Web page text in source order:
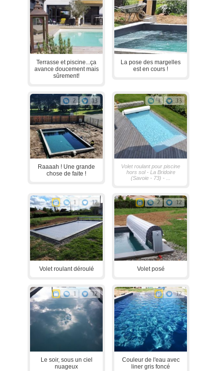
Terrasse et piscine...ça
avance doucement mais
sûrement!
La pose des margelles
est en cours !
2 13
Raaaah ! Une grande
chose de faite !
1 13
Volet roulant pour piscine
hors sol - La Bridoire
(Savoie - 73) - ...
1 12
Volet roulant déroulé
2 12
Volet posé
1 12
Le soir, sous un ciel
nuageux
12
Couleur de l'eau avec
liner gris foncé